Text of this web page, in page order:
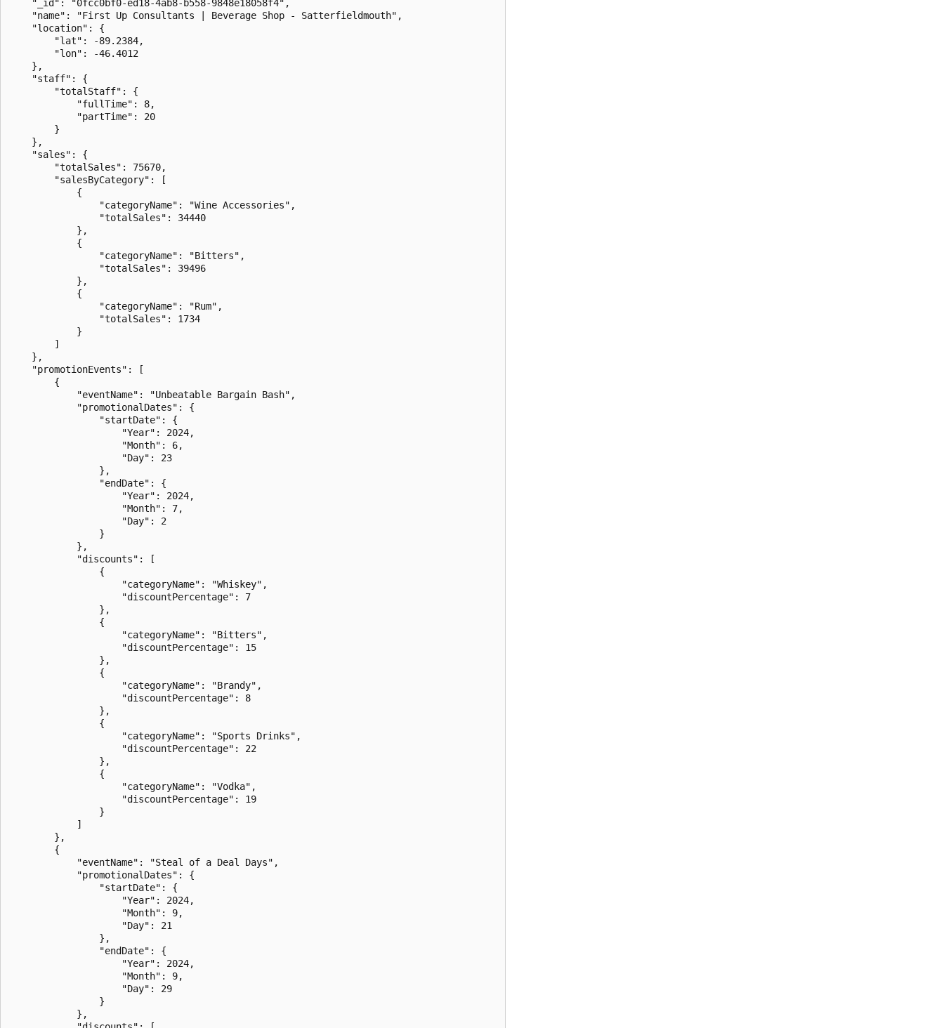
    "_id": "0fcc0bf0-ed18-4ab8-b558-9848e18058f4",
    "name": "First Up Consultants | Beverage Shop - Satterfieldmouth",
    "location": {
        "lat": -89.2384,
        "lon": -46.4012
    },
    "staff": {
        "totalStaff": {
            "fullTime": 8,
            "partTime": 20
        }
    },
    "sales": {
        "totalSales": 75670,
        "salesByCategory": [
            {
                "categoryName": "Wine Accessories",
                "totalSales": 34440
            },
            {
                "categoryName": "Bitters",
                "totalSales": 39496
            },
            {
                "categoryName": "Rum",
                "totalSales": 1734
            }
        ]
    },
    "promotionEvents": [
        {
            "eventName": "Unbeatable Bargain Bash",
            "promotionalDates": {
                "startDate": {
                    "Year": 2024,
                    "Month": 6,
                    "Day": 23
                },
                "endDate": {
                    "Year": 2024,
                    "Month": 7,
                    "Day": 2
                }
            },
            "discounts": [
                {
                    "categoryName": "Whiskey",
                    "discountPercentage": 7
                },
                {
                    "categoryName": "Bitters",
                    "discountPercentage": 15
                },
                {
                    "categoryName": "Brandy",
                    "discountPercentage": 8
                },
                {
                    "categoryName": "Sports Drinks",
                    "discountPercentage": 22
                },
                {
                    "categoryName": "Vodka",
                    "discountPercentage": 19
                }
            ]
        },
        {
            "eventName": "Steal of a Deal Days",
            "promotionalDates": {
                "startDate": {
                    "Year": 2024,
                    "Month": 9,
                    "Day": 21
                },
                "endDate": {
                    "Year": 2024,
                    "Month": 9,
                    "Day": 29
                }
            },